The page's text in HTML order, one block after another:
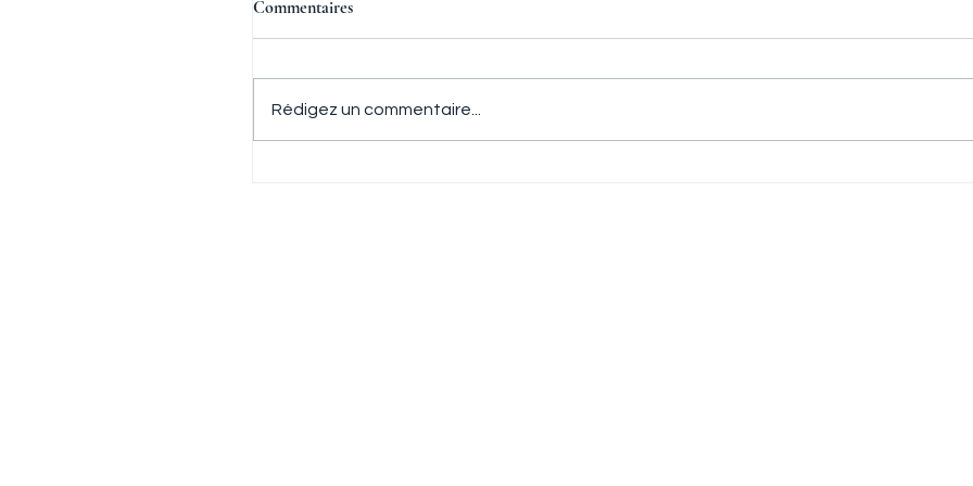
Commentaires
Rédigez un commentaire...